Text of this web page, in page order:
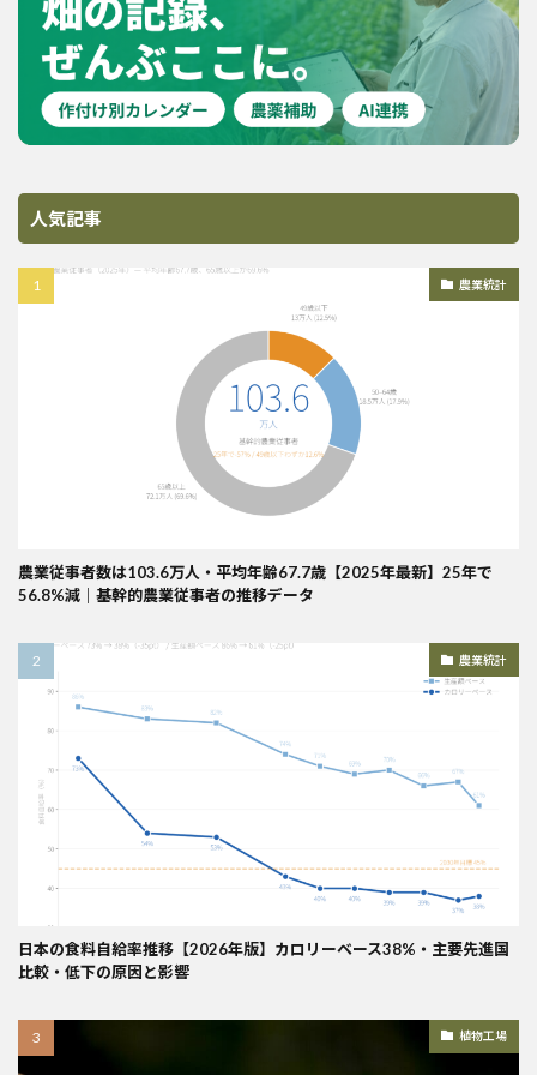
人気記事
農業統計
農業従事者数は103.6万人・平均年齢67.7歳【2025年最新】25年で
56.8%減｜基幹的農業従事者の推移データ
農業統計
日本の食料自給率推移【2026年版】カロリーベース38%・主要先進国
比較・低下の原因と影響
植物工場